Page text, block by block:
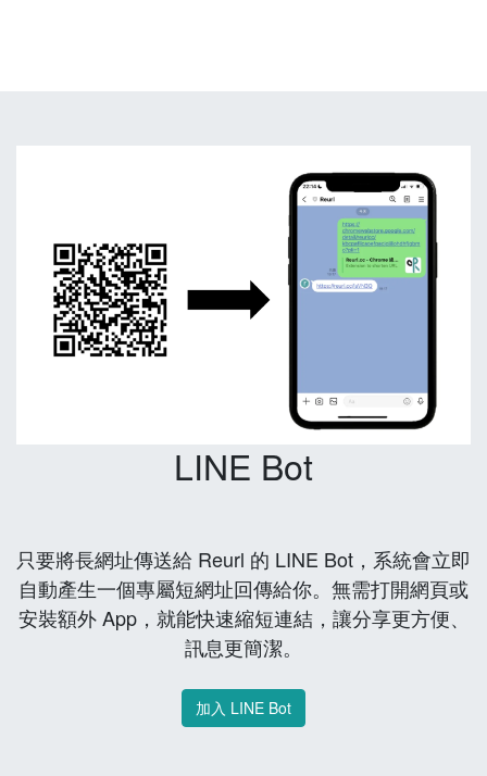
LINE Bot
只要將長網址傳送給 Reurl 的 LINE Bot，系統會立即
自動產生一個專屬短網址回傳給你。無需打開網頁或
安裝額外 App，就能快速縮短連結，讓分享更方便、
訊息更簡潔。
加入 LINE Bot